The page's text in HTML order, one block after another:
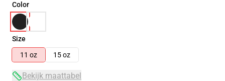
Color
Size
11 oz
15 oz
Bekijk maattabel